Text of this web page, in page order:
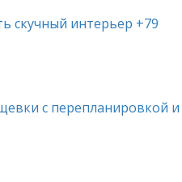
скучный интерьер +79
с перепланировкой и